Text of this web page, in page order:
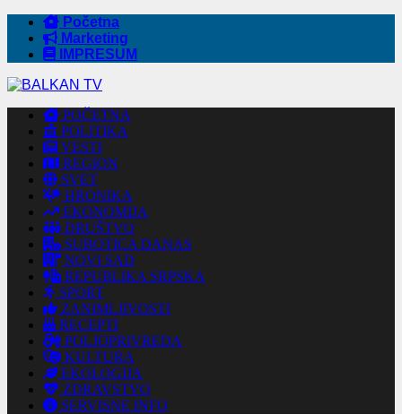
Početna
Marketing
IMPRESUM
POČETNA
POLITIKA
VESTI
REGION
SVET
HRONIKA
EKONOMIJA
DRUŠTVO
SUBOTICA DANAS
NOVI SAD
REPUBLIKA SRPSKA
SPORT
ZANIMLJIVOSTI
RECEPTI
POLJOPRIVREDA
KULTURA
EKOLOGIJA
ZDRAVSTVO
SERVISNE INFO